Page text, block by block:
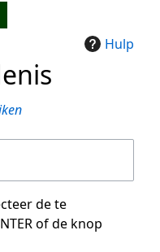
Hulp
de te
of de knop